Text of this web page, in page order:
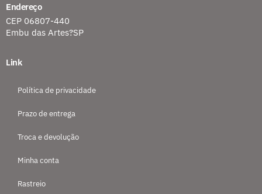
Endereço
CEP 06807-440
Embu das Artes?SP
Link
Política de privacidade
Prazo de entrega
Troca e devolução
Minha conta
Rastreio